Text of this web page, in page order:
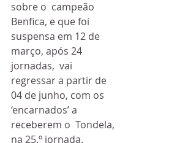
sobre o  campeão
Benfica, e que foi
suspensa em 12 de
março, após 24
jornadas,  vai
regressar a partir de
04 de junho, com os
‘encarnados’ a
receberem o  Tondela,
na 25.º jornada.